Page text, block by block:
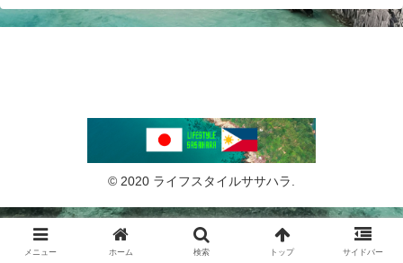
© 2020 ライフスタイルササハラ.
メニュー ホーム 検索 トップ サイドバー